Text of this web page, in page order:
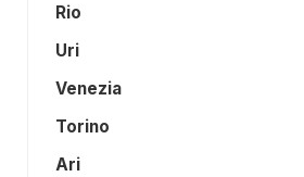
Rio
Uri
Venezia
Torino
Ari